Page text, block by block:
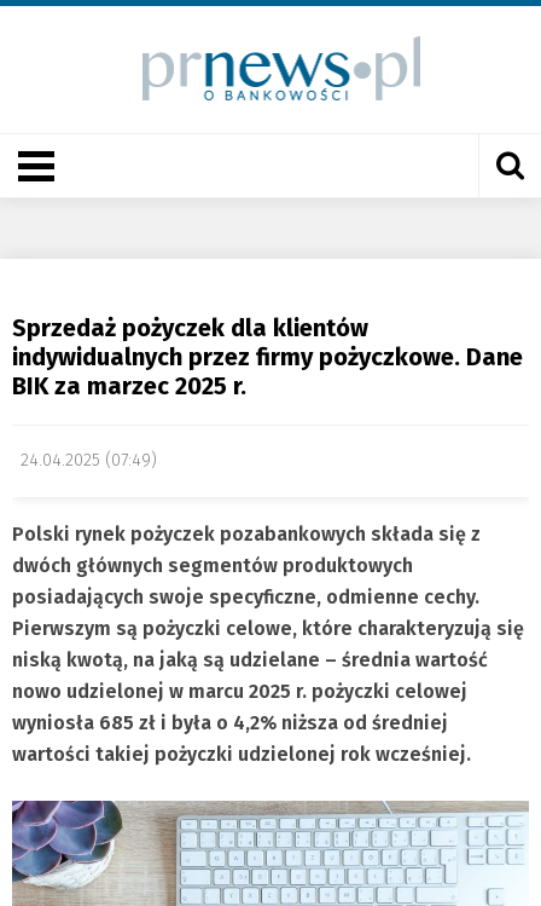
Sprzedaż pożyczek dla klientów
indywidualnych przez firmy pożyczkowe. Dane
BIK za marzec 2025 r.
24.04.2025 (07:49)
Polski rynek pożyczek pozabankowych składa się z
dwóch głównych segmentów produktowych
posiadających swoje specyficzne, odmienne cechy.
Pierwszym są pożyczki celowe, które charakteryzują się
niską kwotą, na jaką są udzielane – średnia wartość
nowo udzielonej w marcu 2025 r. pożyczki celowej
wyniosła 685 zł i była o 4,2% niższa od średniej
wartości takiej pożyczki udzielonej rok wcześniej.